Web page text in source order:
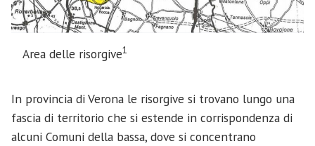
Area delle risorgive1
In provincia di Verona le risorgive si trovano lungo una
fascia di territorio che si estende in corrispondenza di
alcuni Comuni della bassa, dove si concentrano